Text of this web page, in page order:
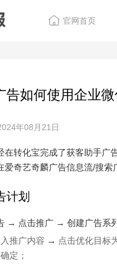
官网首页
告如何使用企业
年08月21日
在转化宝完成了获客助手广
爱奇艺奇麟广告信息流/搜索
计划
→ 点击推广 → 创建广告系
推广内容 → 点击优化目标
定；